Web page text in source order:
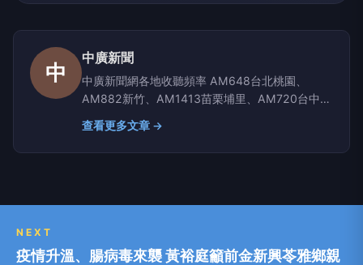
中
中廣新聞
中廣新聞網各地收聽頻率 AM648台北桃園、
AM882新竹、AM1413苗栗埔里、AM720台中彰
化南投、AM1350嘉義雲林、AM1296台南、
AM864高雄屏東、AM630宜蘭、AM819台東、
AM855花蓮、AM1116玉里
查看更多文章 →
NEXT
疫情升溫、腸病毒來襲 黃裕庭籲前金新興苓雅鄉親